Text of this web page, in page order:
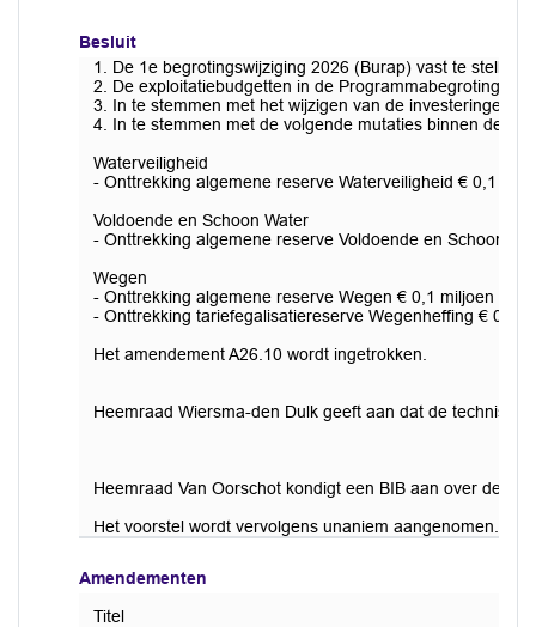
Besluit
1. De 1e begrotingswijziging 2026 (Burap) vast te stellen;
2. De exploitatiebudgetten in de Programmabegroting
3. In te stemmen met het wijzigen van de investeringen
4. In te stemmen met de volgende mutaties binnen de
Waterveiligheid
- Onttrekking algemene reserve Waterveiligheid € 0,1
Voldoende en Schoon Water
- Onttrekking algemene reserve Voldoende en Schoon
Wegen
- Onttrekking algemene reserve Wegen € 0,1 miljoen
- Onttrekking tariefegalisatiereserve Wegenheffing € 0,7
Het amendement A26.10 wordt ingetrokken.
Heemraad Wiersma-den Dulk geeft aan dat de
Heemraad Van Oorschot kondigt een BIB aan over de
Het voorstel wordt vervolgens unaniem aangenomen.
Amendementen
Titel